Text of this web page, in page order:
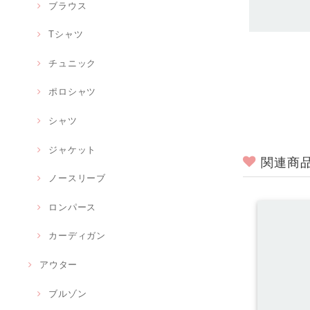
ブラウス
Tシャツ
チュニック
ポロシャツ
シャツ
ジャケット
ノースリーブ
ロンパース
カーディガン
アウター
ブルゾン
関連商